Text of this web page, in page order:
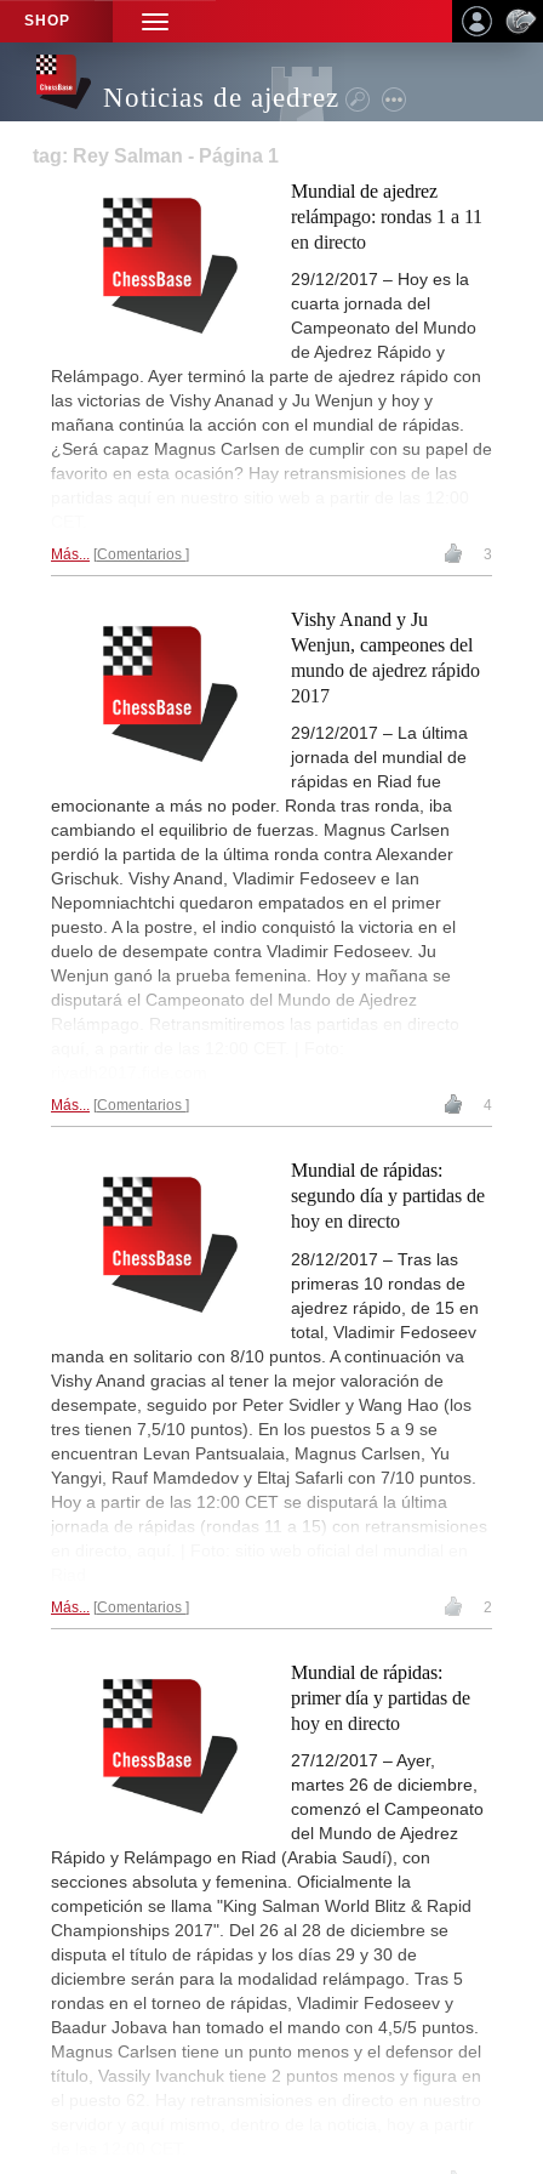
SHOP
TOGGLE
NAVIGATION
Noticias de ajedrez
tag: Rey Salman - Página 1
Mundial de ajedrez
relámpago: rondas 1 a 11
en directo
29/12/2017 – Hoy es la
cuarta jornada del
Campeonato del Mundo
de Ajedrez Rápido y
Relámpago. Ayer terminó la parte de ajedrez rápido con
las victorias de Vishy Ananad y Ju Wenjun y hoy y
mañana continúa la acción con el mundial de rápidas.
¿Será capaz Magnus Carlsen de cumplir con su papel de
favorito en esta ocasión? Hay retransmisiones de las
Más... Comentarios 3
Vishy Anand y Ju
Wenjun, campeones del
mundo de ajedrez rápido
2017
29/12/2017 – La última
jornada del mundial de
rápidas en Riad fue
emocionante a más no poder. Ronda tras ronda, iba
cambiando el equilibrio de fuerzas. Magnus Carlsen
perdió la partida de la última ronda contra Alexander
Grischuk. Vishy Anand, Vladimir Fedoseev e Ian
Nepomniachtchi quedaron empatados en el primer
puesto. A la postre, el indio conquistó la victoria en el
duelo de desempate contra Vladimir Fedoseev. Ju
Wenjun ganó la prueba femenina. Hoy y mañana se
disputará el Campeonato del Mundo de Ajedrez
Relámpago. Retransmitiremos las partidas en directo
Más... Comentarios 4
Mundial de rápidas:
segundo día y partidas de
hoy en directo
28/12/2017 – Tras las
primeras 10 rondas de
ajedrez rápido, de 15 en
total, Vladimir Fedoseev
manda en solitario con 8/10 puntos. A continuación va
Vishy Anand gracias al tener la mejor valoración de
desempate, seguido por Peter Svidler y Wang Hao (los
tres tienen 7,5/10 puntos). En los puestos 5 a 9 se
encuentran Levan Pantsualaia, Magnus Carlsen, Yu
Yangyi, Rauf Mamdedov y Eltaj Safarli con 7/10 puntos.
Hoy a partir de las 12:00 CET se disputará la última
jornada de rápidas (rondas 11 a 15) con retransmisiones
Más... Comentarios 2
Mundial de rápidas:
primer día y partidas de
hoy en directo
27/12/2017 – Ayer,
martes 26 de diciembre,
comenzó el Campeonato
del Mundo de Ajedrez
Rápido y Relámpago en Riad (Arabia Saudí), con
secciones absoluta y femenina. Oficialmente la
competición se llama "King Salman World Blitz & Rapid
Championships 2017". Del 26 al 28 de diciembre se
disputa el título de rápidas y los días 29 y 30 de
diciembre serán para la modalidad relámpago. Tras 5
rondas en el torneo de rápidas, Vladimir Fedoseev y
Baadur Jobava han tomado el mando con 4,5/5 puntos.
Magnus Carlsen tiene un punto menos y el defensor del
título, Vassily Ivanchuk tiene 2 puntos menos y figura en